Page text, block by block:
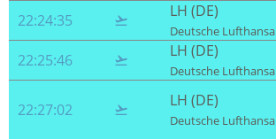
22:24:35  LH (DE)
Deutsche Lufthansa
22:25:46  LH (DE)
Deutsche Lufthansa
22:27:02  LH (DE)
Deutsche Lufthansa